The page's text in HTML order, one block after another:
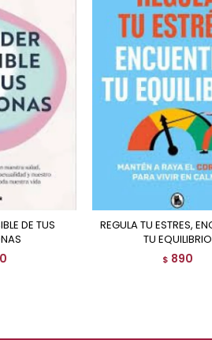
REGULA TU ESTRES, ENCUENTRA
TU EQUILIBRIO
$ 890